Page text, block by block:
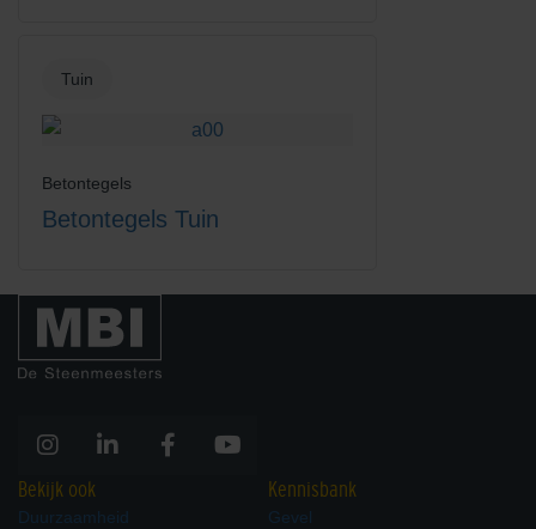
Tuin
Betontegels
Betontegels Tuin
Bekijk ook
Duurzaamheid
Kennisbank
Gevel